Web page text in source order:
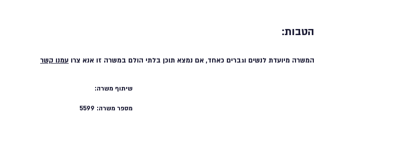
הטבות:
המשרה מיועדת לנשים וגברים כאחד, אם נמצא תוכן בלתי הולם במשרה זו אנא צרו עמנו קשר
שיתוף משרה:
5599 מספר משרה: